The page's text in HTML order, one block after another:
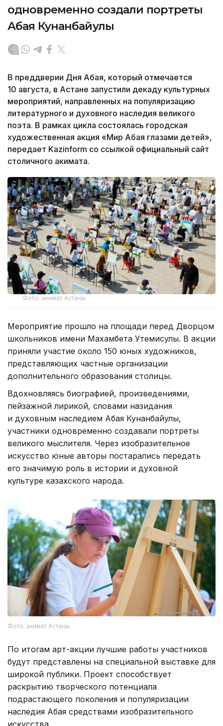
одновременно создали портреты
Абая Кунанбайулы
В преддверии Дня Абая, который отмечается
10 августа, в Астане запустили декаду культурных
мероприятий, направленных на популяризацию
литературного и духовного наследия великого
поэта. В рамках цикла состоялась городская
художественная акция «Мир Абая глазами детей»,
передает Kazinform со ссылкой официальный сайт
столичного акимата.
Фото: акимат Астаны
Мероприятие прошло на площади перед Дворцом
школьников имени Махамбета Утемисулы. В акции
приняли участие около 150 юных художников,
представляющих частные организации
дополнительного образования столицы.
Вдохновляясь биографией, произведениями,
пейзажной лирикой, словами назидания
и духовным наследием Абая Кунанбайулы,
участники одновременно создавали портреты
великого мыслителя. Через изобразительное
искусство юные авторы постарались передать
его значимую роль в истории и духовной
культуре казахского народа.
Фото: акимат Астаны
По итогам арт-акции лучшие работы участников
будут представлены на специальной выставке для
широкой публики. Проект способствует
раскрытию творческого потенциала
подрастающего поколения и популяризации
наследия Абая средствами изобразительного